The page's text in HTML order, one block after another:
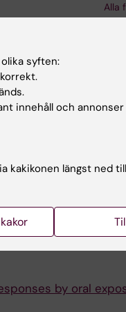
Marovich MA; RobbAlla
Immune
T
seronegative
K; Hasselrot K
increased
by oral
syften:
innehåll och
kakikonen längst ned